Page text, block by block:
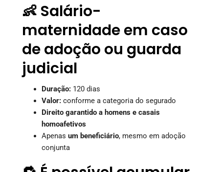
👶 Salário-
maternidade em caso
de adoção ou guarda
judicial
Duração: 120 dias
Valor: conforme a categoria do segurado
Direito garantido a homens e casais
homoafetivos
Apenas um beneficiário, mesmo em adoção
conjunta